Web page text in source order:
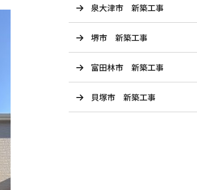
泉大津市 新築工事
堺市 新築工事
富田林市 新築工事
貝塚市 新築工事